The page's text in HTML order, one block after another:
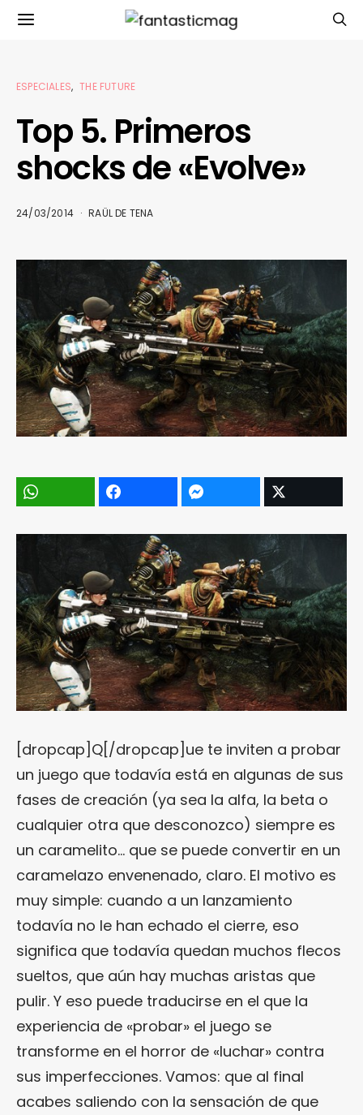
ESPECIALES THE FUTURE
Top 5. Primeros
shocks de «Evolve»
24/03/2014 RAÜL DE TENA
[dropcap]Q[/dropcap]ue te inviten a probar
un juego que todavía está en algunas de sus
fases de creación (ya sea la alfa, la beta o
cualquier otra que desconozco) siempre es
un caramelito… que se puede convertir en un
caramelazo envenenado, claro. El motivo es
muy simple: cuando a un lanzamiento
todavía no le han echado el cierre, eso
significa que todavía quedan muchos flecos
sueltos, que aún hay muchas aristas que
pulir. Y eso puede traducirse en el que la
experiencia de «probar» el juego se
transforme en el horror de «luchar» contra
sus imperfecciones. Vamos: que al final
acabes saliendo con la sensación de que